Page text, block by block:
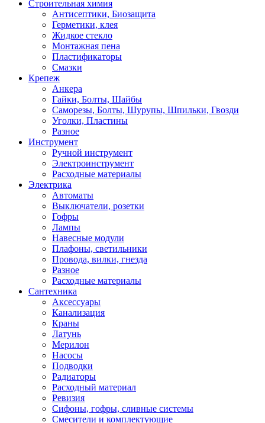
Строительная химия
Антисептики, Биозащита
Герметики, клея
Жидкое стекло
Монтажная пена
Пластификаторы
Смазки
Крепеж
Анкера
Гайки, Болты, Шайбы
Саморезы, Болты, Шурупы, Шпильки, Гвозди
Уголки, Пластины
Разное
Инструмент
Ручной инструмент
Электроинструмент
Расходные материалы
Электрика
Автоматы
Выключатели, розетки
Гофры
Лампы
Навесные модули
Плафоны, светильники
Провода, вилки, гнезда
Разное
Расходные материалы
Сантехника
Аксессуары
Канализация
Краны
Латунь
Мерилон
Насосы
Подводки
Радиаторы
Расходный материал
Ревизия
Сифоны, гофры, сливные системы
Смесители и комплектующие